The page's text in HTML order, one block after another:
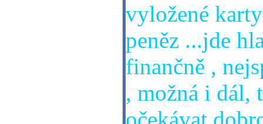
vyložené
peněz ...jde
finančně ,
, možná i dál,
očekávat